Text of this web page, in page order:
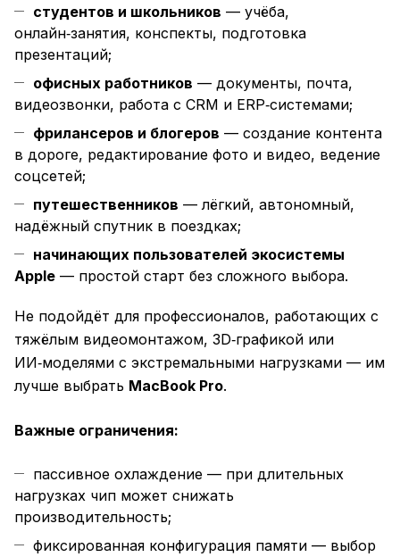
студентов и школьников — учёба,
онлайн‑занятия, конспекты, подготовка
презентаций;
офисных работников — документы, почта,
видеозвонки, работа с CRM и ERP‑системами;
фрилансеров и блогеров — создание контента
в дороге, редактирование фото и видео, ведение
соцсетей;
путешественников — лёгкий, автономный,
надёжный спутник в поездках;
начинающих пользователей экосистемы
Apple — простой старт без сложного выбора.
Не подойдёт для профессионалов, работающих с
тяжёлым видеомонтажом, 3D‑графикой или
ИИ‑моделями с экстремальными нагрузками — им
лучше выбрать MacBook Pro.
Важные ограничения:
пассивное охлаждение — при длительных
нагрузках чип может снижать
производительность;
фиксированная конфигурация памяти — выбор